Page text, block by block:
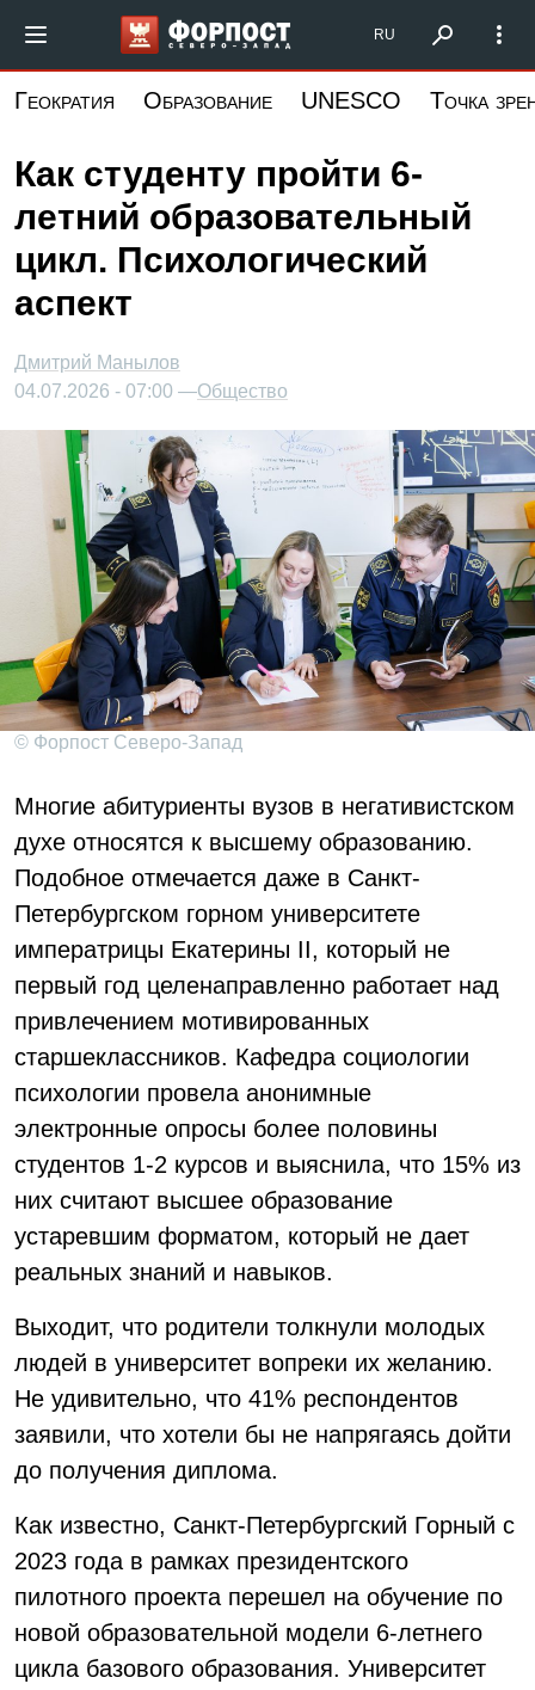
основному
Форпост Северо-Запад
RU
Геократия Образование UNESCO Точка
Как студенту пройти 6-
летний образовательный
цикл. Психологический
аспект
Дмитрий Манылов
04.07.2026 - 07:00 —Общество
© Форпост Северо-Запад
Многие абитуриенты вузов в негативистском
духе относятся к высшему образованию.
Подобное отмечается даже в Санкт-
Петербургском горном университете
императрицы Екатерины II, который не
первый год целенаправленно работает над
привлечением мотивированных
старшеклассников. Кафедра социологии
психологии провела анонимные
электронные опросы более половины
студентов 1-2 курсов и выяснила, что 15% из
них считают высшее образование
устаревшим форматом, который не дает
реальных знаний и навыков.
Выходит, что родители толкнули молодых
людей в университет вопреки их желанию.
Не удивительно, что 41% респондентов
заявили, что хотели бы не напрягаясь дойти
до получения диплома.
Как известно, Санкт-Петербургский Горный с
2023 года в рамках президентского
пилотного проекта перешел на обучение по
новой образовательной модели 6-летнего
цикла базового образования. Университет